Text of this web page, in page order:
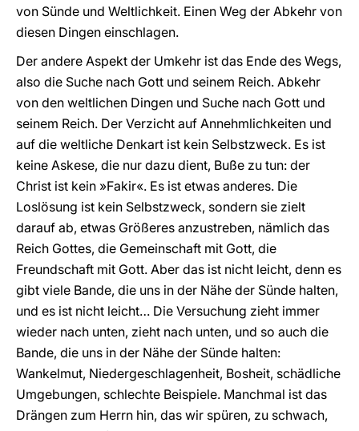
von Sünde und Weltlichkeit. Einen Weg der Abkehr von
diesen Dingen einschlagen.
Der andere Aspekt der Umkehr ist das Ende des Wegs,
also die Suche nach Gott und seinem Reich. Abkehr
von den weltlichen Dingen und Suche nach Gott und
seinem Reich. Der Verzicht auf Annehmlichkeiten und
auf die weltliche Denkart ist kein Selbstzweck. Es ist
keine Askese, die nur dazu dient, Buße zu tun: der
Christ ist kein »Fakir«. Es ist etwas anderes. Die
Loslösung ist kein Selbstzweck, sondern sie zielt
darauf ab, etwas Größeres anzustreben, nämlich das
Reich Gottes, die Gemeinschaft mit Gott, die
Freundschaft mit Gott. Aber das ist nicht leicht, denn es
gibt viele Bande, die uns in der Nähe der Sünde halten,
und es ist nicht leicht… Die Versuchung zieht immer
wieder nach unten, zieht nach unten, und so auch die
Bande, die uns in der Nähe der Sünde halten:
Wankelmut, Niedergeschlagenheit, Bosheit, schädliche
Umgebungen, schlechte Beispiele. Manchmal ist das
Drängen zum Herrn hin, das wir spüren, zu schwach,